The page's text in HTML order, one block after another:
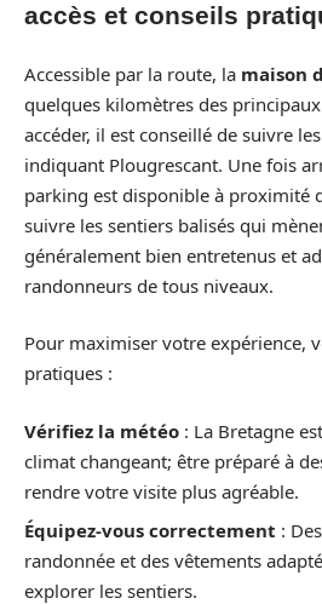
accès et conseils
Accessible par la route, la maison
quelques kilomètres des
accéder, il est conseillé de suivre
indiquant Plougrescant. Une fois
parking est disponible à proximité
suivre les sentiers balisés qui
généralement bien entretenus et
randonneurs de tous niveaux.
Pour maximiser votre expérience,
pratiques :
Vérifiez la météo : La Bretagne
climat changeant; être préparé à
rendre votre visite plus agréable.
Équipez-vous correctement :
randonnée et des vêtements
explorer les sentiers.